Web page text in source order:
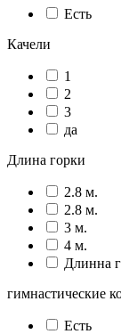
Есть
Качели
1
2
3
да
Длина горки
2.8 м.
2.8 м.
3 м.
4 м.
Длинна
гимнастические
Есть